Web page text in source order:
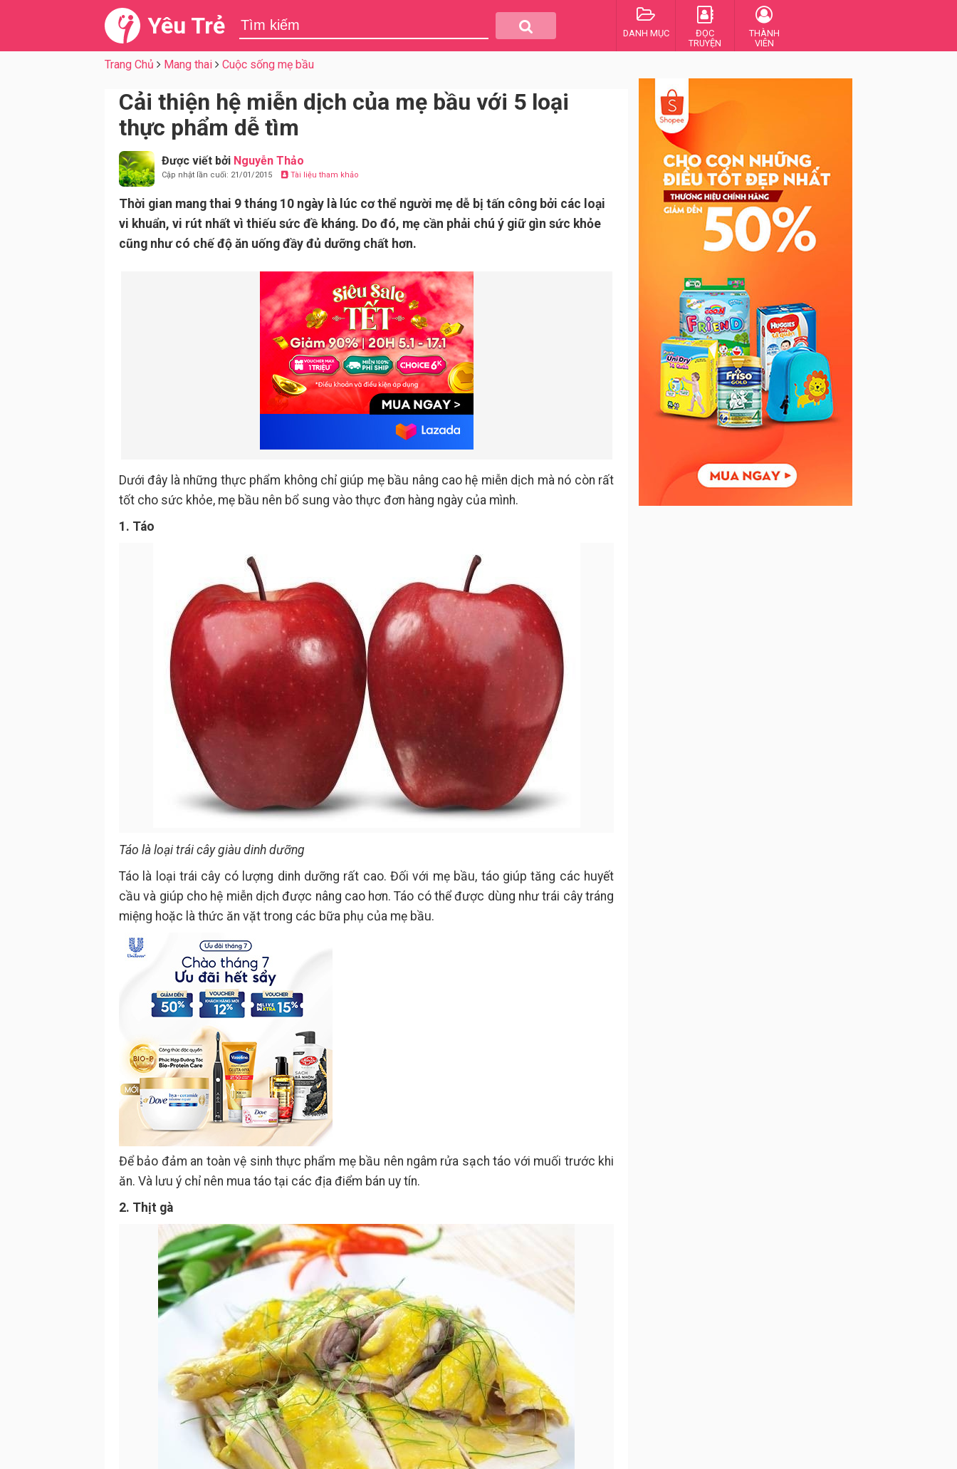
Yêu Trẻ DANH MỤC
ĐỌC
TRUYỆN
THÀNH
VIÊN
Trang Chủ Mang thai Cuộc sống mẹ bầu
Cải thiện hệ miễn dịch của mẹ bầu với 5 loại
thực phẩm dễ tìm
Được viết bởi Nguyễn Thảo
Cập nhật lần cuối: 21/01/2015 Tài liệu tham khảo
Thời gian mang thai 9 tháng 10 ngày là lúc cơ thể người mẹ dễ bị tấn công bởi các loại
vi khuẩn, vi rút nhất vì thiếu sức đề kháng. Do đó, mẹ cần phải chú ý giữ gìn sức khỏe
cũng như có chế độ ăn uống đầy đủ dưỡng chất hơn.
Dưới đây là những thực phẩm không chỉ giúp mẹ bầu nâng cao hệ miễn dịch mà nó còn rất
tốt cho sức khỏe, mẹ bầu nên bổ sung vào thực đơn hàng ngày của mình.
1. Táo
Táo là loại trái cây giàu dinh dưỡng
Táo là loại trái cây có lượng dinh dưỡng rất cao. Đối với mẹ bầu, táo giúp tăng các huyết
cầu và giúp cho hệ miễn dịch được nâng cao hơn. Táo có thể được dùng như trái cây tráng
miệng hoặc là thức ăn vặt trong các bữa phụ của mẹ bầu.
Để bảo đảm an toàn vệ sinh thực phẩm mẹ bầu nên ngâm rửa sạch táo với muối trước khi
ăn. Và lưu ý chỉ nên mua táo tại các địa điểm bán uy tín.
2. Thịt gà